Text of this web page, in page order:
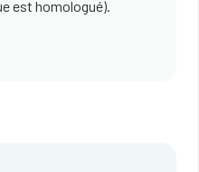
est homologué).